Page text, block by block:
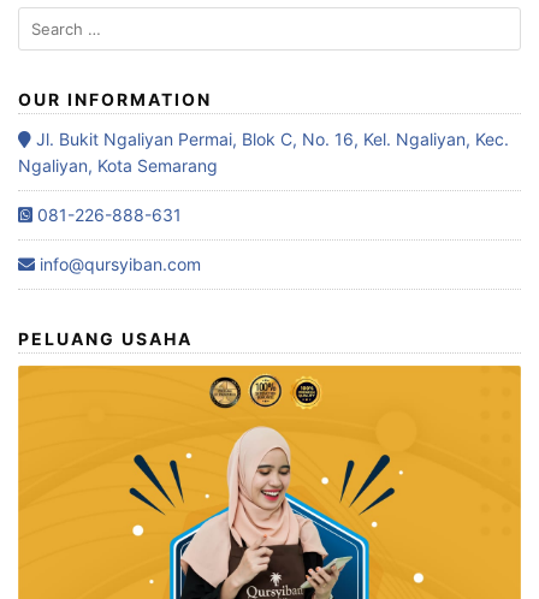
OUR INFORMATION
Jl. Bukit Ngaliyan Permai, Blok C, No. 16, Kel. Ngaliyan, Kec.
Ngaliyan, Kota Semarang
081-226-888-631
info@qursyiban.com
PELUANG USAHA